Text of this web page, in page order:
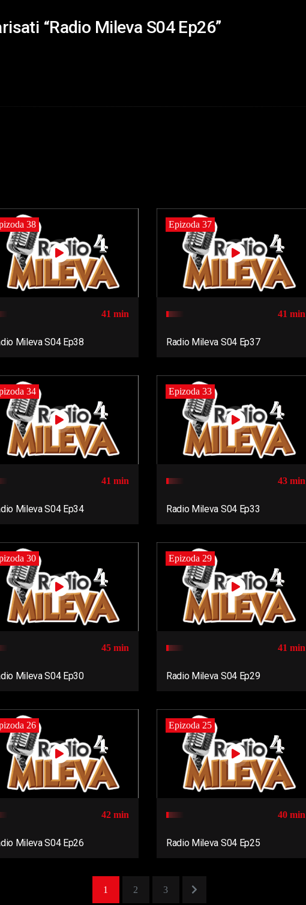
“Radio Mileva S04 Ep26”
38
41 min
Mileva S04 Ep38
Epizoda 37
41 min
Radio Mileva S04 Ep37
34
41 min
Mileva S04 Ep34
Epizoda 33
43 min
Radio Mileva S04 Ep33
30
45 min
Mileva S04 Ep30
Epizoda 29
41 min
Radio Mileva S04 Ep29
26
42 min
Mileva S04 Ep26
Epizoda 25
40 min
Radio Mileva S04 Ep25
1 2 3